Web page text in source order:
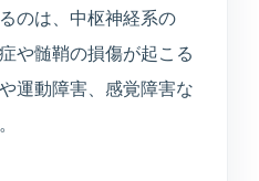
ク
のは、中枢神経系の
や髄鞘の損傷が起こる
運動障害、感覚障害な